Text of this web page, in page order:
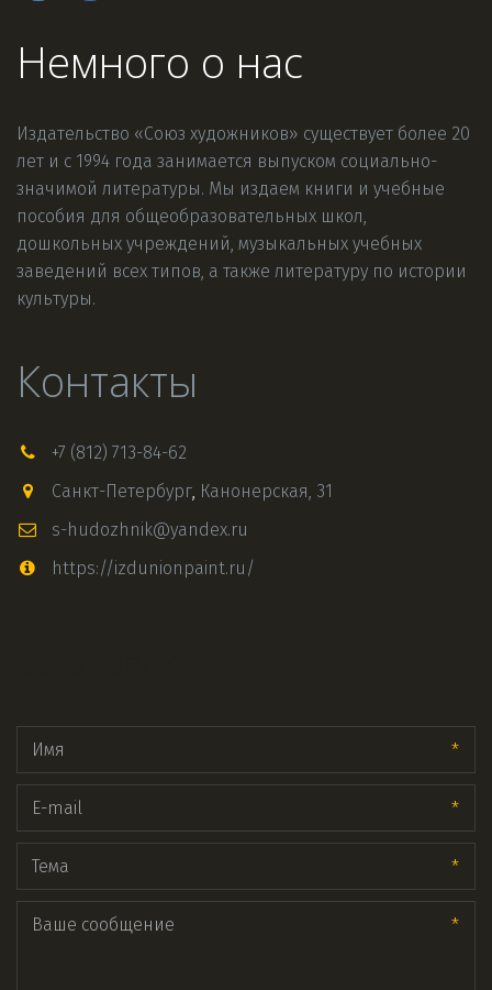
Немного о нас
Издательство «Союз художников» существует более 20
лет и с 1994 года занимается выпуском социально-
значимой литературы. Мы издаем книги и учебные
пособия для общеобразовательных школ,
дошкольных учреждений, музыкальных учебных
заведений всех типов, а также литературу по истории
культуры.
Контакты
+7 (812) 713-84-62
Санкт-Петербург, Канонерская, 31
s-hudozhnik@yandex.ru
https://izdunionpaint.ru/
*
*
*
*